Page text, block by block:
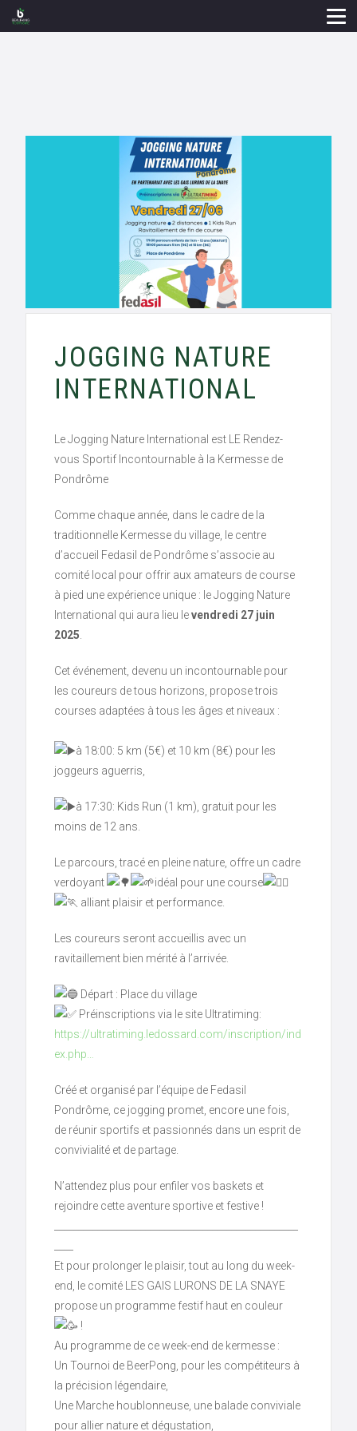
JOGGING NATURE
INTERNATIONAL
Le Jogging Nature International est LE Rendez-
vous Sportif Incontournable à la Kermesse de
Pondrôme
Comme chaque année, dans le cadre de la
traditionnelle Kermesse du village, le centre
d’accueil Fedasil de Pondrôme s’associe au
comité local pour offrir aux amateurs de course
à pied une expérience unique : le Jogging Nature
International qui aura lieu levendredi 27 juin
2025
Cet événement, devenu un incontournable pour
les coureurs de tous horizons, propose trois
courses adaptées à tous les âges et niveaux :
à 18:00: 5 km (5€) et 10 km (8€) pour les
joggeurs aguerris,
à 17:30: Kids Run (1 km), gratuit pour les
moins de 12 ans.
Le parcours, tracé en pleine nature, offre un cadre
verdoyant
idéal pour une course
alliant plaisir et performance.
Les coureurs seront accueillis avec un
ravitaillement bien mérité à l’arrivée.
Départ : Place du village
Préinscriptions via le site Ultratiming:
https://ultratiming.ledossard.com/inscription/ind
ex.php…
Créé et organisé par l’équipe de Fedasil
Pondrôme, ce jogging promet, encore une fois,
de réunir sportifs et passionnés dans un esprit de
convivialité et de partage.
N’attendez plus pour enfiler vos baskets et
rejoindre cette aventure sportive et festive !
Et pour prolonger le plaisir, tout au long du week-
end, le comité LES GAIS LURONS DE LA SNAYE
propose un programme festif haut en couleur
!
Au programme de ce week-end de kermesse :
Un Tournoi de BeerPong, pour les compétiteurs à
la précision légendaire,
Une Marche houblonneuse, une balade conviviale
pour allier nature et dégustation,